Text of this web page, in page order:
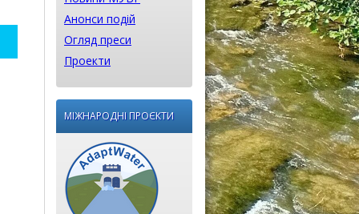
Анонси подій
Огляд преси
Проекти
МІЖНАРОДНІ ПРОЄКТИ